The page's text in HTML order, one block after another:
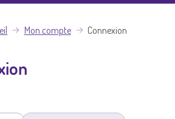
Mon compte Connexion